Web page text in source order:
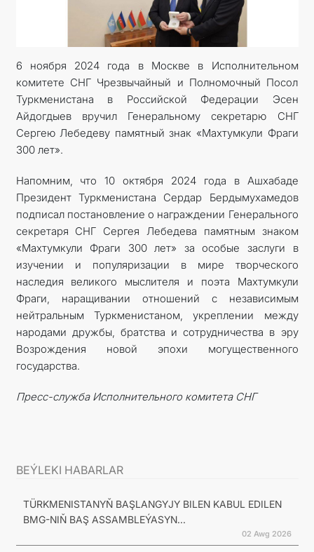
КОНТАКТНЫЕ ДАННЫЕ
6 ноября 2024 года в Москве в Исполнительном
комитете СНГ Чрезвычайный и Полномочный Посол
Туркменистана в Российской Федерации Эсен
Айдогдыев вручил Генеральному секретарю СНГ
Сергею Лебедеву памятный знак «Махтумкули Фраги
300 лет».
Напомним, что 10 октября 2024 года в Ашхабаде
Президент Туркменистана Сердар Бердымухамедов
подписал постановление о награждении Генерального
секретаря СНГ Сергея Лебедева памятным знаком
«Махтумкули Фраги 300 лет» за особые заслуги в
изучении и популяризации в мире творческого
наследия великого мыслителя и поэта Махтумкули
Фраги, наращивании отношений с независимым
нейтральным Туркменистаном, укреплении между
народами дружбы, братства и сотрудничества в эру
Возрождения новой эпохи могущественного
государства.
Пресс-служба Исполнительного комитета СНГ
BEÝLEKI HABARLAR
TÜRKMENISTANYŇ BAŞLANGYJY BILEN KABUL EDILEN
BMG-NIŇ BAŞ ASSAMBLEÝASYN...
02 Awg 2026